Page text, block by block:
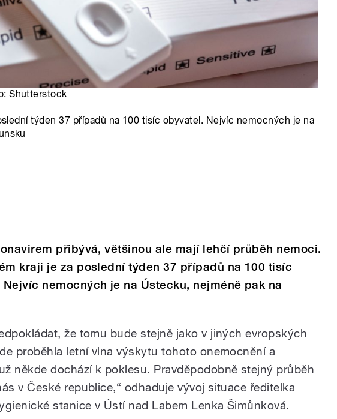
Shutterstock
týden 37 případů na 100 tisíc obyvatel. Nejvíc nemocných je na
přibývá, většinou ale mají lehčí průběh nemoci.
kraji je za poslední týden 37 případů na 100 tisíc
nemocných je na Ústecku, nejméně pak na
že tomu bude stejně jako v jiných evropských
proběhla letní vlna výskytu tohoto onemocnění a
někde dochází k poklesu. Pravděpodobně stejný průběh
v České republice,“ odhaduje vývoj situace ředitelka
stanice v Ústí nad Labem Lenka Šimůnková.